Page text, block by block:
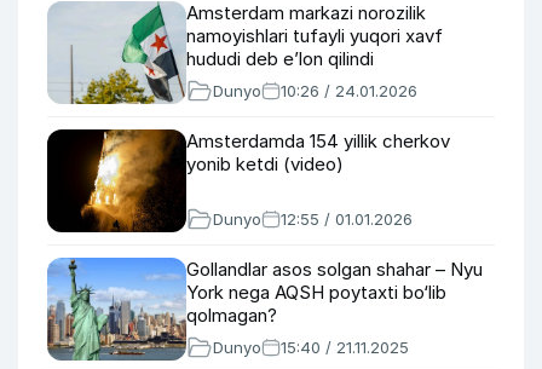
Amsterdam markazi norozilik
namoyishlari tufayli yuqori xavf
hududi deb e’lon qilindi
Dunyo 10:26 / 24.01.2026
Amsterdamda 154 yillik cherkov
yonib ketdi (video)
Dunyo 12:55 / 01.01.2026
Gollandlar asos solgan shahar – Nyu
York nega AQSH poytaxti bo‘lib
qolmagan?
Dunyo 15:40 / 21.11.2025